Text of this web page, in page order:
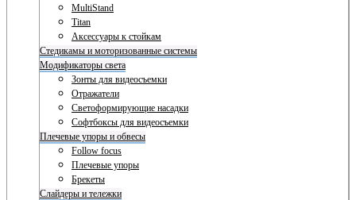
MultiStand
Titan
Аксессуары к стойкам
Стедикамы и моторизованные системы
Модификаторы света
Зонты для видеосъемки
Отражатели
Светоформирующие насадки
Софтбоксы для видеосъемки
Плечевые упоры и обвесы
Follow focus
Плечевые упоры
Брекеты
Слайдеры и тележки